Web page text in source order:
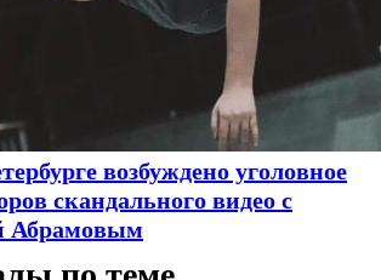
возбуждено уголовное
скандального видео с
Абрамовым